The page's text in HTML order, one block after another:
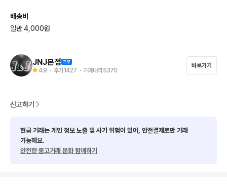
컨디션 우수합니다.
  허리  단면:36
배송비
일반 4,000원
JNJ본점
4.9 ・ 후기 1427 ・ 거래내역 5370
바로가기
신고하기
현금 거래는 개인 정보 노출 및 사기 위험이 있어, 안전결제로만 거래
가능해요.
안전한 중고거래 문화 함께하기